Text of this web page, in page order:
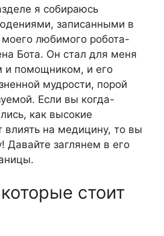
я собираюсь
записанными в
любимого робота-
Бота. Он стал для меня
и помощником, и его
мудрости, порой
Если вы когда-
как высокие
влиять на медицину, то вы
Давайте заглянем в его
стоит